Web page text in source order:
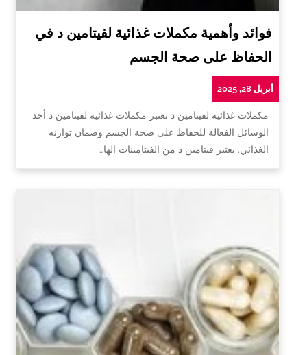
فوائد وأهمية مكملات غذائية لفيتامين د في
الحفاظ على صحة الجسم
أبريل 28, 2025
مكملات غذائية لفيتامين د تعتبر مكملات غذائية لفيتامين د أحد
الوسائل الفعالة للحفاظ على صحة الجسم وضمان توازنه
الغذائي. يعتبر فيتامين د من الفيتامينات الها…